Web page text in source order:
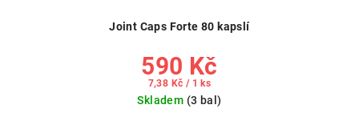
Joint Caps Forte 80 kapslí
590 Kč
Měrná
7,38 Kč / 1 ks
Skladem (3 bal)